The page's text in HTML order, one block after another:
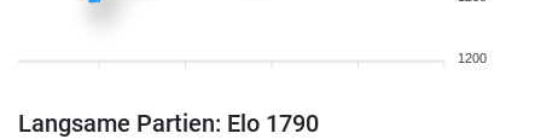
1200
Langsame Partien: Elo 1790